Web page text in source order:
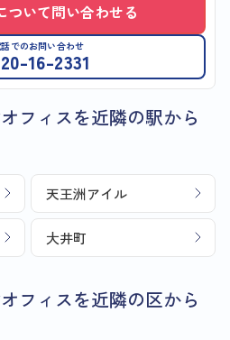
ついて問い合わせる
でのお問い合わせ
16-2331
フィスを近隣の駅から
天王洲アイル
大井町
フィスを近隣の区から